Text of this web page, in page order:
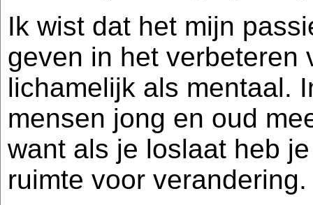
Ik wist dat het mijn
geven in het verbeteren
lichamelijk als mentaal.
mensen jong en oud
want als je loslaat heb
ruimte voor verandering.